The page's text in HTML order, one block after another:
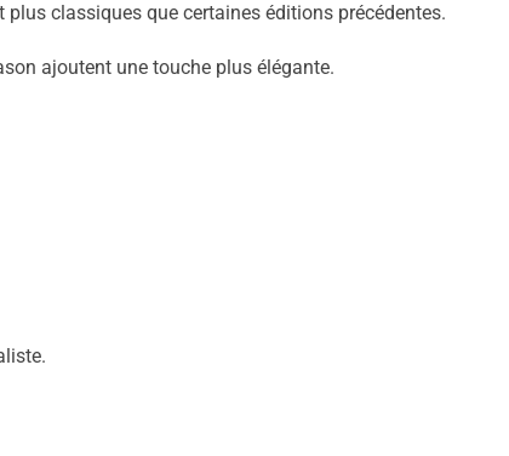
classiques que certaines éditions précédentes.
ajoutent une touche plus élégante.